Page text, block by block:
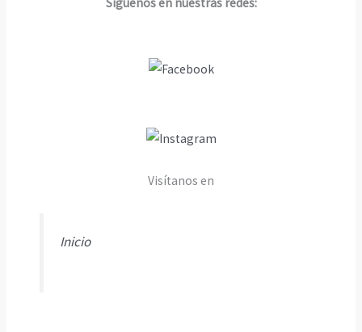
Síguenos en nuestras redes:
Visítanos en
Inicio